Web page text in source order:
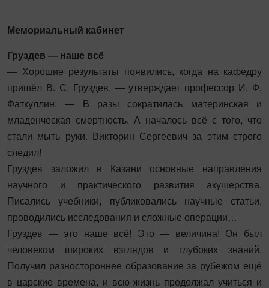
Мемориальный кабинет
Груздев — наше всё
— Хорошие результаты появились, когда на кафедру
пришёл В. С. Груздев, — утверждает профессор И. Ф.
Фаткуллин. — В разы сократилась материнская и
младенческая смертность. А началось всё с того, что
стали мыть руки. Викторин Сергеевич за этим строго
следил!
Груздев заложил в Казани ­основные направления
научного и практического развития акушерства.
Писались учебники, публиковались научные статьи,
проводились исследования и сложные операции…
Груздев — это наше всё! Это — величина! Он был
человеком широких взглядов и глубоких знаний.
Получил разностороннее образование за рубежом ещё
в царские времена, и всю жизнь продолжал учиться и